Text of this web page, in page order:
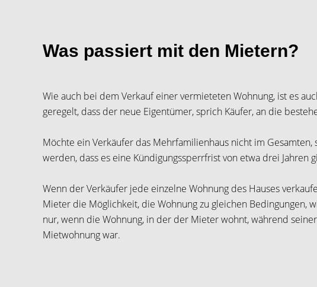
Was passiert mit den Mietern?
Wie auch bei dem Verkauf einer vermieteten Wohnung, ist es
geregelt, dass der neue Eigentümer, sprich Käufer, an die
Möchte ein Verkäufer das Mehrfamilienhaus nicht im
werden, dass es eine Kündigungssperrfrist von etwa drei Jahren
Wenn der Verkäufer jede einzelne Wohnung des Hauses
Mieter die Möglichkeit, die Wohnung zu gleichen Bedingungen,
nur, wenn die Wohnung, in der der Mieter wohnt, während
Mietwohnung war.